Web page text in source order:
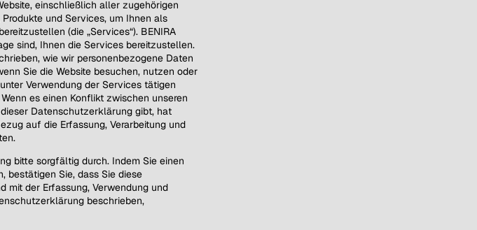
einschließlich aller zugehörigen
und Services, um Ihnen als
(die „Services“). BENIRA
sind, Ihnen die Services bereitzustellen.
wie wir personenbezogene Daten
Sie die Website besuchen, nutzen oder
Verwendung der Services tätigen
es einen Konflikt zwischen unseren
Datenschutzerklärung gibt, hat
auf die Erfassung, Verarbeitung und
bitte sorgfältig durch. Indem Sie einen
bestätigen Sie, dass Sie diese
mit der Erfassung, Verwendung und
beschrieben,